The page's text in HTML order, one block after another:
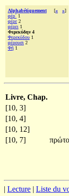
Alphabétiquement [« »]
φέρ´ 1
φέρε 2
φέρει 1
Φερεκύδην 4
Φερεκύδου 1
φέρουσι 2
Φῆ 1
Livre, Chap.
[10, 3]
[10, 4]
[10, 12]
[10, 7]
| Lecture | Liste du